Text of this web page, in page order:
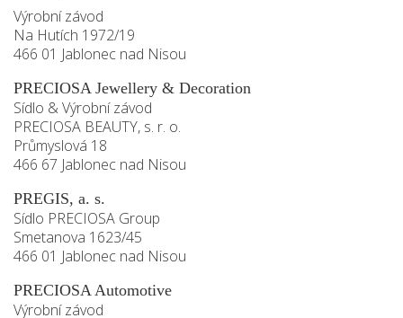
Výrobní závod
Na Hutích 1972/19
466 01 Jablonec nad Nisou
PRECIOSA Jewellery & Decoration
Sídlo & Výrobní závod
PRECIOSA BEAUTY, s. r. o.
Průmyslová 18
466 67 Jablonec nad Nisou
PREGIS, a. s.
Sídlo PRECIOSA Group
Smetanova 1623/45
466 01 Jablonec nad Nisou
PRECIOSA Automotive
Výrobní závod